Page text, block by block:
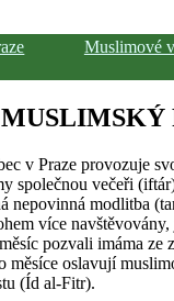
Muslimové
MUSLIMSKÝ
v Praze provozuje
společnou večeři
nepovinná modlitba
více
pozvali imáma
měsíce oslavují
(Íd al-Fitr).